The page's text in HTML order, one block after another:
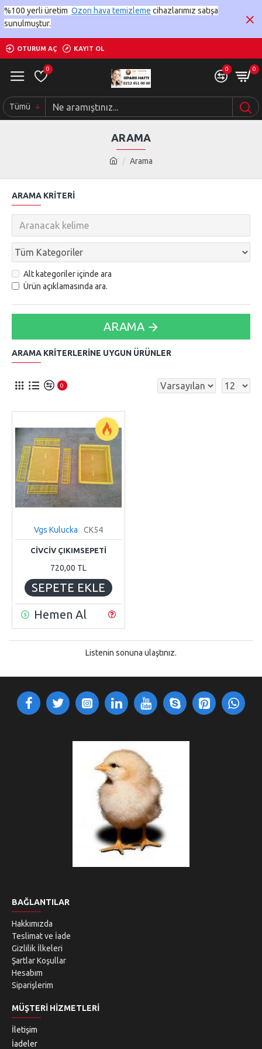
%100 yerli üretim Ozon hava temizleme cihazlarımız satışa
sunulmuştur.
OTURUM AÇ KAYIT OL
0 0 0
Tümü
Arama
ARAMA
ARAMA KRITERI
Alt kategoriler içinde ara
Ürün açıklamasında ara.
ARAMA
ARAMA KRITERLERINE UYGUN ÜRÜNLER
0
Vgs Kulucka CK54
CİVCİV ÇIKIMSEPETİ
720,00 TL
SEPETE EKLE
Hemen Al
Listenin sonuna ulaştınız.
BAĞLANTILAR
Hakkımızda
Teslimat ve İade
Gizlilik İlkeleri
Şartlar Koşullar
Hesabım
Siparişlerim
MÜŞTERI HIZMETLERI
İletişim
İadeler